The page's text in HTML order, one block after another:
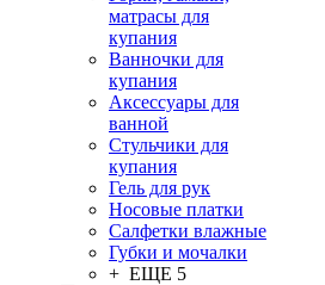
матрасы для
купания
Ванночки для
купания
Аксессуары для
ванной
Стульчики для
купания
Гель для рук
Носовые платки
Салфетки влажные
Губки и мочалки
+ ЕЩЕ 5